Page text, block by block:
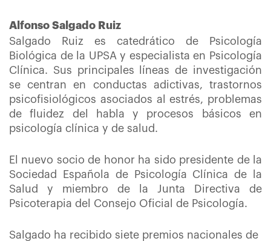
Alfonso Salgado Ruiz
Salgado Ruiz es catedrático de Psicología
Biológica de la UPSA y especialista en Psicología
Clínica. Sus principales líneas de investigación
se centran en conductas adictivas, trastornos
psicofisiológicos asociados al estrés, problemas
de fluidez del habla y procesos básicos en
psicología clínica y de salud.
El nuevo socio de honor ha sido presidente de la
Sociedad Española de Psicología Clínica de la
Salud y miembro de la Junta Directiva de
Psicoterapia del Consejo Oficial de Psicología.
Salgado ha recibido siete premios nacionales de